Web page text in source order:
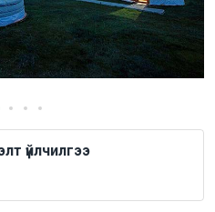
үйлчилгээ